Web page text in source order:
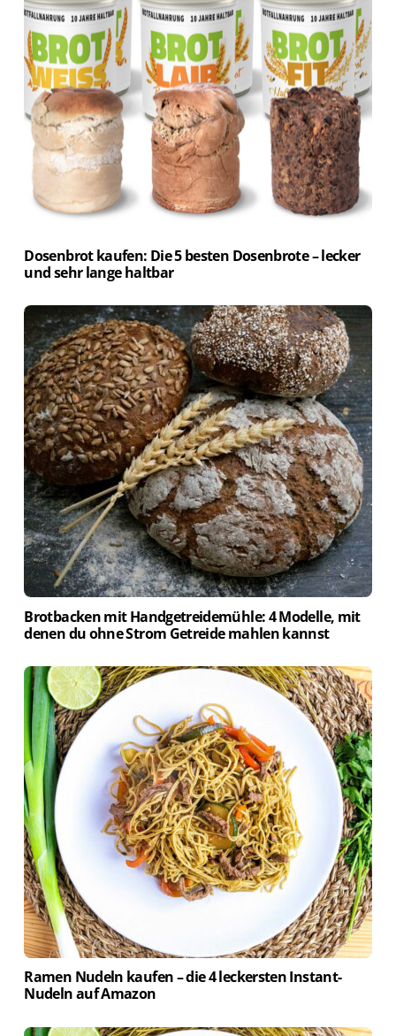
Dosenbrot kaufen: Die 5 besten Dosenbrote – lecker
und sehr lange haltbar
Brotbacken mit Handgetreidemühle: 4 Modelle, mit
denen du ohne Strom Getreide mahlen kannst
Ramen Nudeln kaufen – die 4 leckersten Instant-
Nudeln auf Amazon